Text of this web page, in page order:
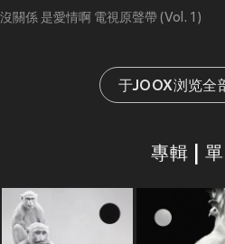
沒關係 是愛情啊 電視原聲帶 (Vol. 1)
于JOOX浏览全
專輯 |